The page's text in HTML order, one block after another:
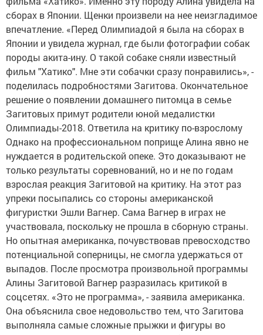
сборах в Японии. Щенки произвели на нее неизгладимое
впечатление. «Перед Олимпиадой я была на сборах в
Японии и увидела журнал, где были фотографии собак
породы акита-ину. О такой собаке сняли известный
фильм "Хатико". Мне эти собачки сразу понравились», -
поделилась подробностями Загитова. Окончательное
решение о появлении домашнего питомца в семье
Загитовых примут родители юной медалистки
Олимпиады-2018. Ответила на критику по-взрослому
Однако на профессиональном поприще Алина явно не
нуждается в родительской опеке. Это доказывают не
только результаты соревнований, но и не по годам
взрослая реакция Загитовой на критику. На этот раз
упреки посыпались со стороны американской
фигуристки Эшли Вагнер. Сама Вагнер в играх не
участвовала, поскольку не прошла в сборную страны.
Но опытная американка, почувствовав превосходство
потенциальной соперницы, не смогла удержаться от
выпадов. После просмотра произвольной программы
Алины Загитовой Вагнер разразилась критикой в
соцсетях. «Это не программа», - заявила американка.
Она объяснила свое недовольство тем, что Загитова
выполняла самые сложные прыжки и фигуры во